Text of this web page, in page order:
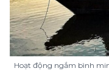
Hoạt động ngắm bình